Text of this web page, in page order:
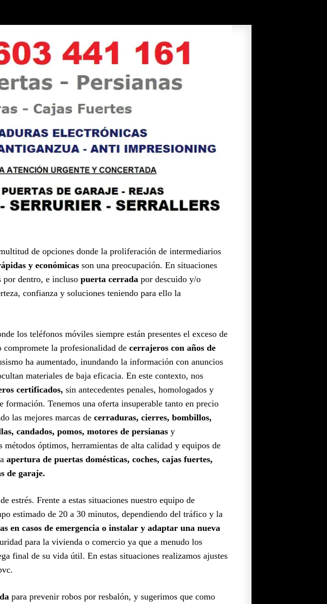
de opciones donde la proliferación de intermediarios
y económicas son una preocupación. En situaciones
por dentro, e incluso puerta cerrada por descuido y/o
confianza y soluciones teniendo para ello la
los teléfonos móviles siempre están presentes el exceso de
compromete la profesionalidad de cerrajeros con años de
ha aumentado, inundando la información con anuncios
materiales de baja eficacia. En este contexto, nos
certificados, sin antecedentes penales, homologados y
formación. Tenemos una oferta insuperable tanto en precio
las mejores marcas de cerraduras, cierres, bombillos,
candados, pomos, motores de persianas y
óptimos, herramientas de alta calidad y equipos de
apertura de puertas domésticas, coches, cajas fuertes,
de garaje.
estrés. Frente a estas situaciones nuestro equipo de
estimado de 20 a 30 minutos, dependiendo del tráfico y la
en casos de emergencia o instalar y adaptar una nueva
para la vivienda o comercio ya que a menudo los
final de su vida útil. En estas situaciones realizamos ajustes
para prevenir robos por resbalón, y sugerimos que como